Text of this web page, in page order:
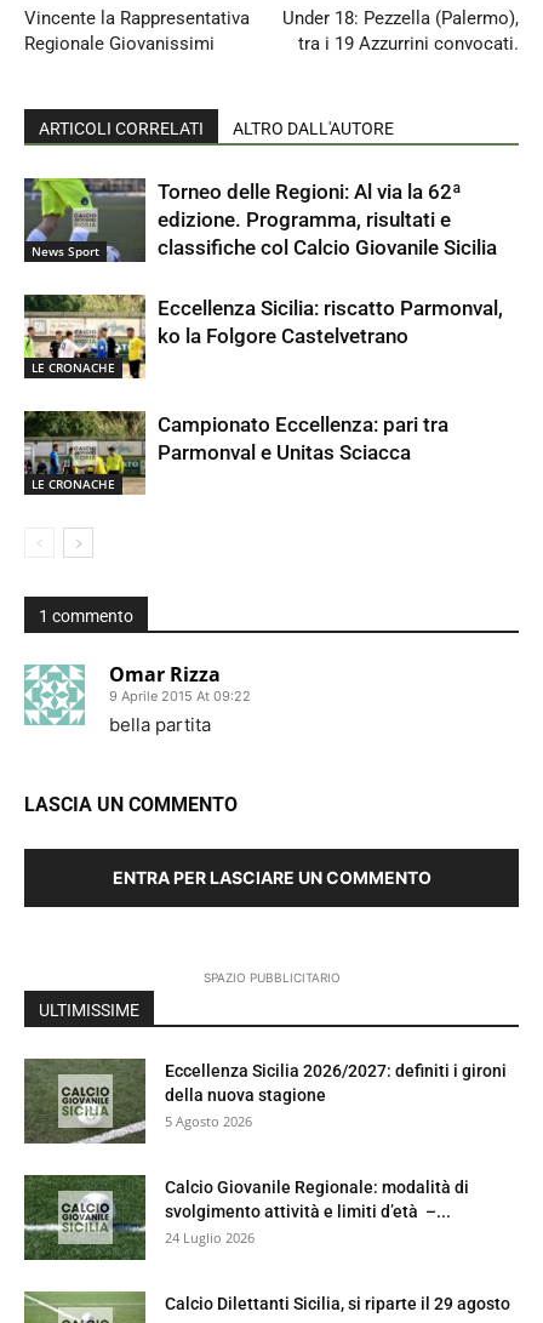
Vincente la Rappresentativa
Regionale Giovanissimi
Under 18: Pezzella (Palermo),
tra i 19 Azzurrini convocati.
ARTICOLI CORRELATI ALTRO DALL'AUTORE
News Sport
Torneo delle Regioni: Al via la 62ª
edizione. Programma, risultati e
classifiche col Calcio Giovanile Sicilia
LE CRONACHE
Eccellenza Sicilia: riscatto Parmonval,
ko la Folgore Castelvetrano
LE CRONACHE
Campionato Eccellenza: pari tra
Parmonval e Unitas Sciacca
1 commento
Omar Rizza
9 Aprile 2015 At 09:22
bella partita
LASCIA UN COMMENTO
ENTRA PER LASCIARE UN COMMENTO
SPAZIO PUBBLICITARIO
ULTIMISSIME
Eccellenza Sicilia 2026/2027: definiti i gironi
della nuova stagione
5 Agosto 2026
Calcio Giovanile Regionale: modalità di
svolgimento attività e limiti d’età –...
24 Luglio 2026
Calcio Dilettanti Sicilia, si riparte il 29 agosto